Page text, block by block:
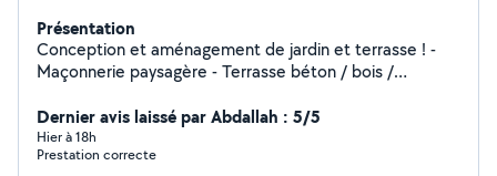
Présentation
Conception et aménagement de jardin et terrasse ! -
Maçonnerie paysagère - Terrasse béton / bois /
Arrosage automatique - Gazon en rouleau - Gazon
synthétique - Plantation - Fixation et programmation de
Dernier avis laissé par Abdallah : 5/5
Hier à 18h
Prestation correcte